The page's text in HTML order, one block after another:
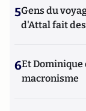
5Gens du
d'Attal fait
6Et
macronisme